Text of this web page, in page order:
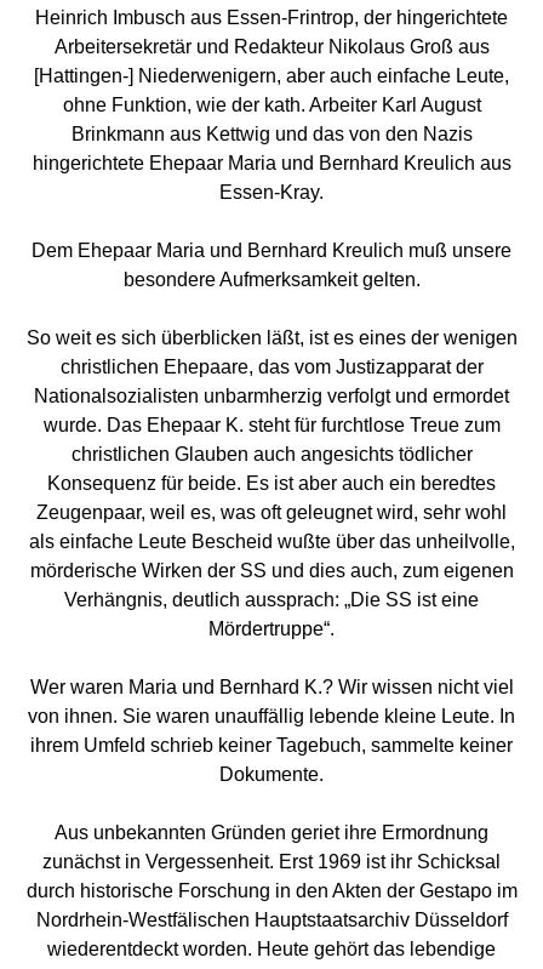
Heinrich Imbusch aus Essen-Frintrop, der hingerichtete
Arbeitersekretär und Redakteur Nikolaus Groß aus
[Hattingen-] Niederwenigern, aber auch einfache Leute,
ohne Funktion, wie der kath. Arbeiter Karl August
Brinkmann aus Kettwig und das von den Nazis
hingerichtete Ehepaar Maria und Bernhard Kreulich aus
Essen-Kray.
Dem Ehepaar Maria und Bernhard Kreulich muß unsere
besondere Aufmerksamkeit gelten.
So weit es sich überblicken läßt, ist es eines der wenigen
christlichen Ehepaare, das vom Justizapparat der
Nationalsozialisten unbarmherzig verfolgt und ermordet
wurde. Das Ehepaar K. steht für furchtlose Treue zum
christlichen Glauben auch angesichts tödlicher
Konsequenz für beide. Es ist aber auch ein beredtes
Zeugenpaar, weil es, was oft geleugnet wird, sehr wohl
als einfache Leute Bescheid wußte über das unheilvolle,
mörderische Wirken der SS und dies auch, zum eigenen
Verhängnis, deutlich aussprach: „Die SS ist eine
Mördertruppe“.
Wer waren Maria und Bernhard K.? Wir wissen nicht viel
von ihnen. Sie waren unauffällig lebende kleine Leute. In
ihrem Umfeld schrieb keiner Tagebuch, sammelte keiner
Dokumente.
Aus unbekannten Gründen geriet ihre Ermordnung
zunächst in Vergessenheit. Erst 1969 ist ihr Schicksal
durch historische Forschung in den Akten der Gestapo im
Nordrhein-Westfälischen Hauptstaatsarchiv Düsseldorf
wiederentdeckt worden. Heute gehört das lebendige